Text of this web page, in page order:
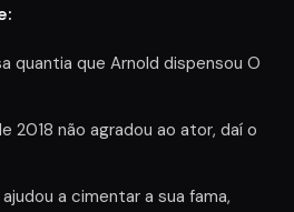
quantia que Arnold dispensou O
2018 não agradou ao ator, daí o
a cimentar a sua fama,